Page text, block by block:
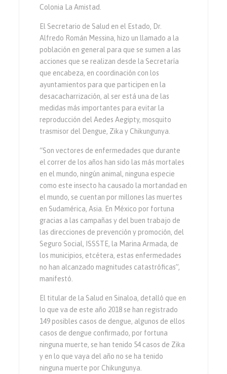
Colonia La Amistad.
El Secretario de Salud en el Estado, Dr.
Alfredo Román Messina, hizo un llamado a la
población en general para que se sumen a las
acciones que se realizan desde la Secretaría
que encabeza, en coordinación con los
ayuntamientos para que participen en la
desacacharrización, al ser está una de las
medidas más importantes para evitar la
reproducción del Aedes Aegipty, mosquito
trasmisor del Dengue, Zika y Chikungunya.
“Son vectores de enfermedades que durante
el correr de los años han sido las más mortales
en el mundo, ningún animal, ninguna especie
como este insecto ha causado la mortandad en
el mundo, se cuentan por millones las muertes
en Sudamérica, Asia. En México por fortuna
gracias a las campañas y del buen trabajo de
las direcciones de prevención y promoción, del
Seguro Social, ISSSTE, la Marina Armada, de
los municipios, etcétera, estas enfermedades
no han alcanzado magnitudes catastróficas”,
manifestó.
El titular de la Salud en Sinaloa, detalló que en
lo que va de este año 2018 se han registrado
149 posibles casos de dengue, algunos de ellos
casos de dengue confirmado, por fortuna
ninguna muerte, se han tenido 54 casos de Zika
y en lo que vaya del año no se ha tenido
ninguna muerte por Chikungunya.